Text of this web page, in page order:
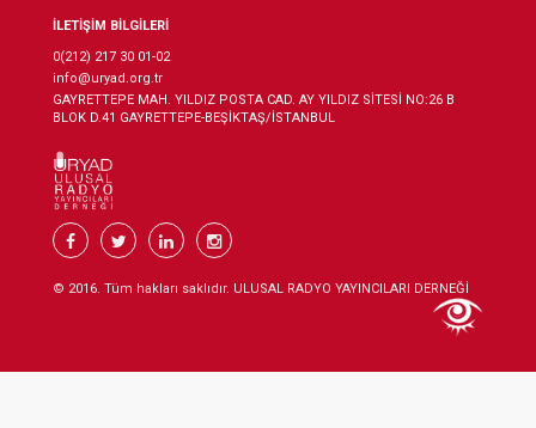
İLETİŞİM BİLGİLERİ
0(212) 217 30 01-02
info@uryad.org.tr
GAYRETTEPE MAH. YILDIZ POSTA CAD. AY YILDIZ SİTESİ NO:26 B
BLOK D.41 GAYRETTEPE-BEŞİKTAŞ/İSTANBUL
© 2016. Tüm hakları saklıdır. ULUSAL RADYO YAYINCILARI DERNEĞİ